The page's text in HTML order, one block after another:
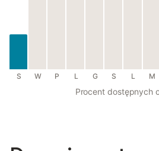
S W P L G S L M
Procent dostępnych